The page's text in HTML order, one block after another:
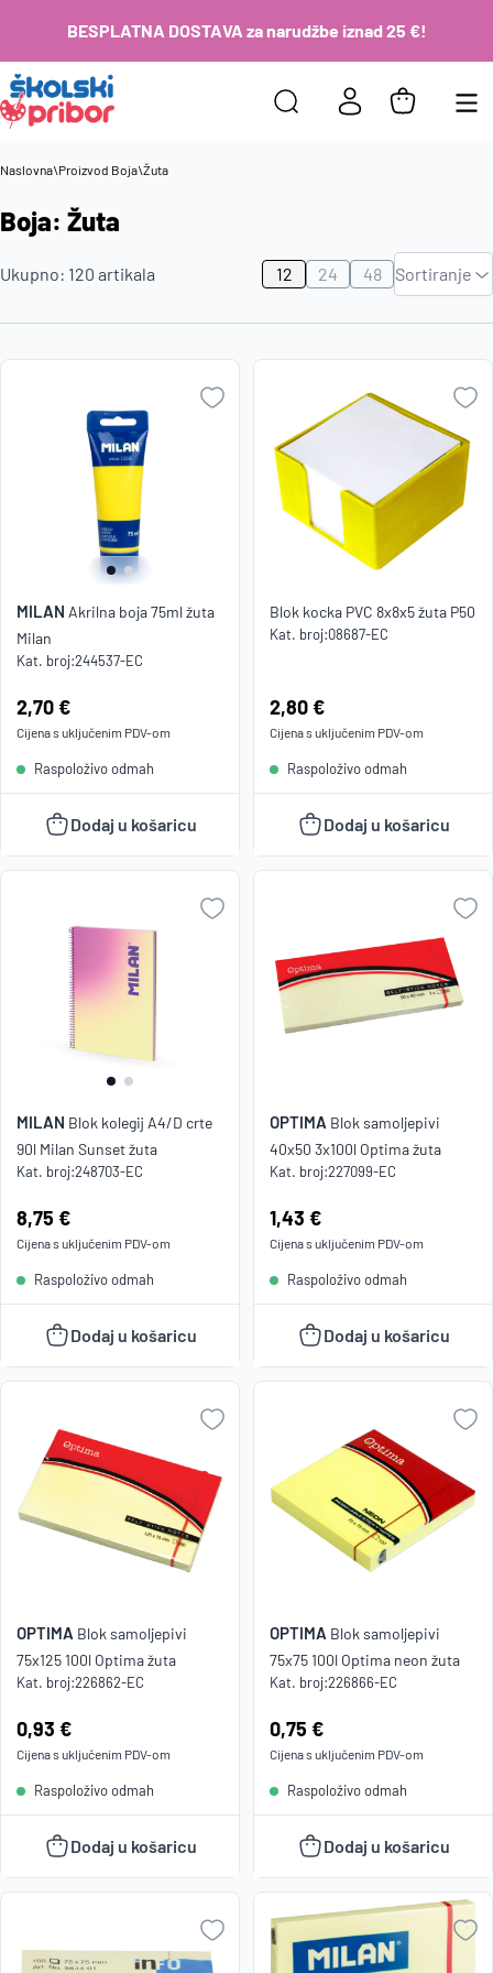
BESPLATNA DOSTAVA za narudžbe iznad 25 €!
Naslovna\Proizvod Boja\Žuta
Boja: Žuta
Ukupno: 120 artikala 12 24 48 Sortiranje
Najviša
cijena
cijena
Naziv A-
Z
Naziv Z-
A
MILAN Akrilna boja 75ml žuta
Milan
Kat. broj:244537-EC
Cijena:
2,70 €
Cijena s uključenim PDV-om
Raspoloživo odmah
Dodaj u košaricu
Blok kocka PVC 8x8x5 žuta P50
Kat. broj:08687-EC
Cijena:
2,80 €
Cijena s uključenim PDV-om
Raspoloživo odmah
Dodaj u košaricu
MILAN Blok kolegij A4/D crte
90l Milan Sunset žuta
Kat. broj:248703-EC
Cijena:
8,75 €
Cijena s uključenim PDV-om
Raspoloživo odmah
Dodaj u košaricu
OPTIMA Blok samoljepivi
40x50 3x100l Optima žuta
Kat. broj:227099-EC
Cijena:
1,43 €
Cijena s uključenim PDV-om
Raspoloživo odmah
Dodaj u košaricu
OPTIMA Blok samoljepivi
75x125 100l Optima žuta
Kat. broj:226862-EC
Cijena:
0,93 €
Cijena s uključenim PDV-om
Raspoloživo odmah
Dodaj u košaricu
OPTIMA Blok samoljepivi
75x75 100l Optima neon žuta
Kat. broj:226866-EC
Cijena:
0,75 €
Cijena s uključenim PDV-om
Raspoloživo odmah
Dodaj u košaricu